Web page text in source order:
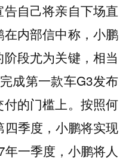
自己将亲自下场直
内部信中称，小鹏
段尤为关键，相当
成第一款车G3发布
的门槛上。按照何
四季度，小鹏将实现
一季度，小鹏将人